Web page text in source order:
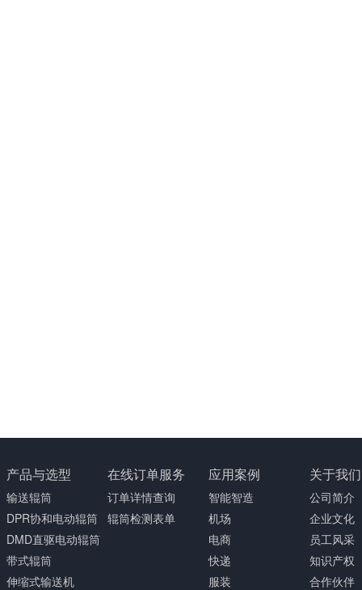
产品与选型
输送辊筒
DPR协和电动辊筒
DMD直驱电动辊筒
带式辊筒
伸缩式输送机
在线订单服务
订单详情查询
辊筒检测表单
应用案例
智能智造
机场
电商
快递
服装
关于我们
公司简介
企业文化
员工风采
知识产权
合作伙伴